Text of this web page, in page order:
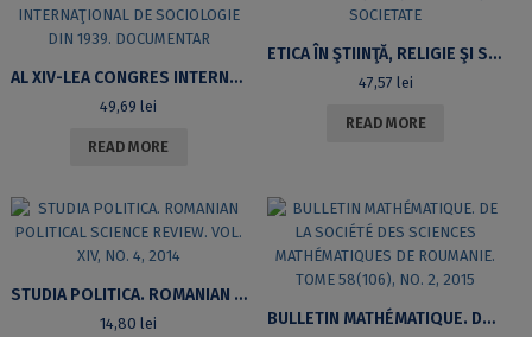
AL XIV-LEA CONGRES INTERNAŢIONAL DE SOCIOLOGIE DIN 1939. DOCUMENTAR
49,69lei
READ MORE
ETICA ÎN ŞTIINŢĂ, RELIGIE ŞI SOCIETATE
47,57 lei
READ MORE
STUDIA POLITICA. ROMANIAN POLITICAL SCIENCE REVIEW. VOL. XIV, NO. 4, 2014
14,80lei BULLETIN MATHÉMATIQUE. DE LA SOCIÉTÉ DES SCIENCES MATHÉMATIQUES DE ROUMANIE. TOME 58(106), NO. 2, 2015